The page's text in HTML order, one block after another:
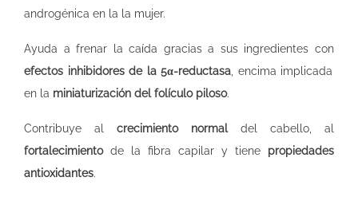
androgénica en la la mujer.
Ayuda a frenar la caída gracias a sus ingredientes con
efectos inhibidores de la 5α-reductasa , encima implicada
en la miniaturización del folículo piloso.
Contribuye al crecimiento normaldel cabello, al
fortalecimientode la fibra capilar y tiene propiedades
antioxidantes.